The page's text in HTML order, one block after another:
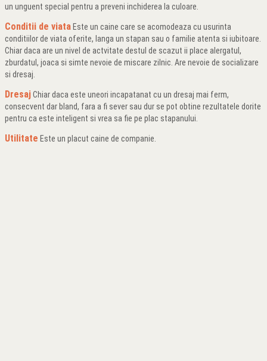
un unguent special pentru a preveni inchiderea la culoare.
Conditii de viata Este un caine care se acomodeaza cu usurinta
conditiilor de viata oferite, langa un stapan sau o familie atenta si iubitoare.
Chiar daca are un nivel de actvitate destul de scazut ii place alergatul,
zburdatul, joaca si simte nevoie de miscare zilnic. Are nevoie de socializare
si dresaj.
DresajChiar daca este uneori incapatanat cu un dresaj mai ferm,
consecvent dar bland, fara a fi sever sau dur se pot obtine rezultatele dorite
pentru ca este inteligent si vrea sa fie pe plac stapanului.
Utilitate Este un placut caine de companie.